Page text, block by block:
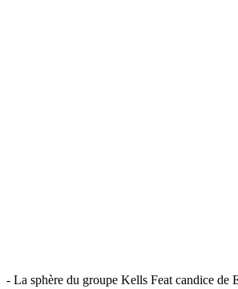
- La sphère du groupe Kells Feat candice de